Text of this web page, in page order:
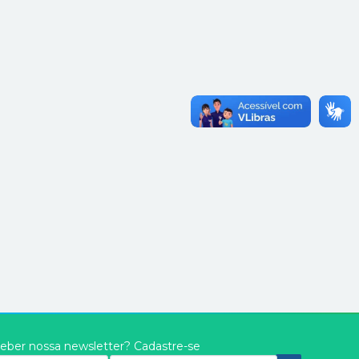
nossa newsletter? Cadastre-se